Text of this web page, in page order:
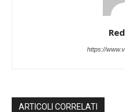
https://
ARTICOLI CORRELATI